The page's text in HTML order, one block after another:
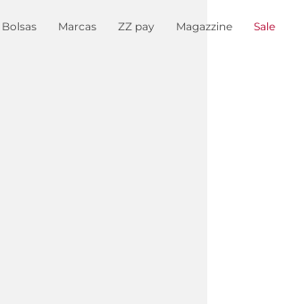
Bolsas Marcas ZZ pay Magazzine Sale